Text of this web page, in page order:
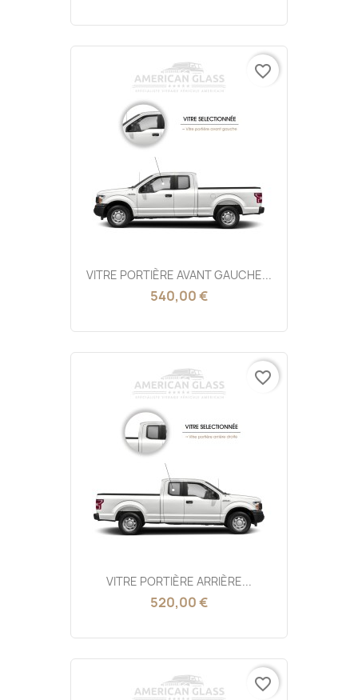
VITRE PORTIÈRE AVANT GAUCHE...
540,00 €
favorite_border
VITRE PORTIÈRE ARRIÈRE...
520,00 €
favorite_border
favorite_border